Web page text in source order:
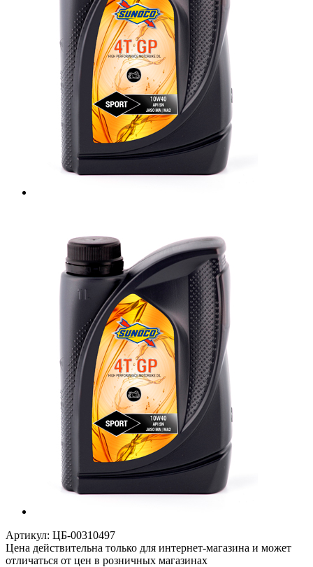
Артикул: ЦБ-00310497
Цена действительна только для интернет-магазина и может
отличаться от цен в розничных магазинах